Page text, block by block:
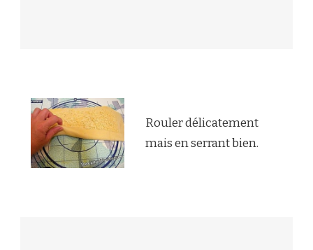
Rouler délicatement
mais en serrant bien.